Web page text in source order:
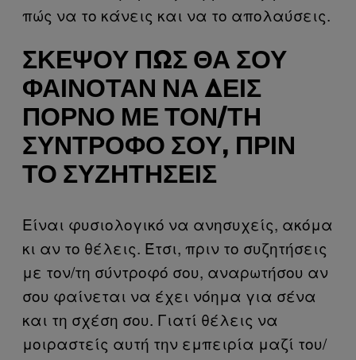
πώς να το κάνεις και να το απολαύσεις.
ΣΚΈΨΟΥ ΠΏΣ ΘΑ ΣΟΥ
ΦΑΙΝΌΤΑΝ ΝΑ ΔΕΙΣ
ΠΟΡΝΌ ΜΕ ΤΟΝ/ΤΗ
ΣΎΝΤΡΟΦΌ ΣΟΥ, ΠΡΙΝ
ΤΟ ΣΥΖΗΤΉΣΕΙΣ
Είναι φυσιολογικό να ανησυχείς, ακόμα
κι αν το θέλεις. Έτσι, πριν το συζητήσεις
με τον/τη σύντροφό σου, αναρωτήσου αν
σου φαίνεται να έχει νόημα για σένα
και τη σχέση σου. Γιατί θέλεις να
μοιραστείς αυτή την εμπειρία μαζί του/